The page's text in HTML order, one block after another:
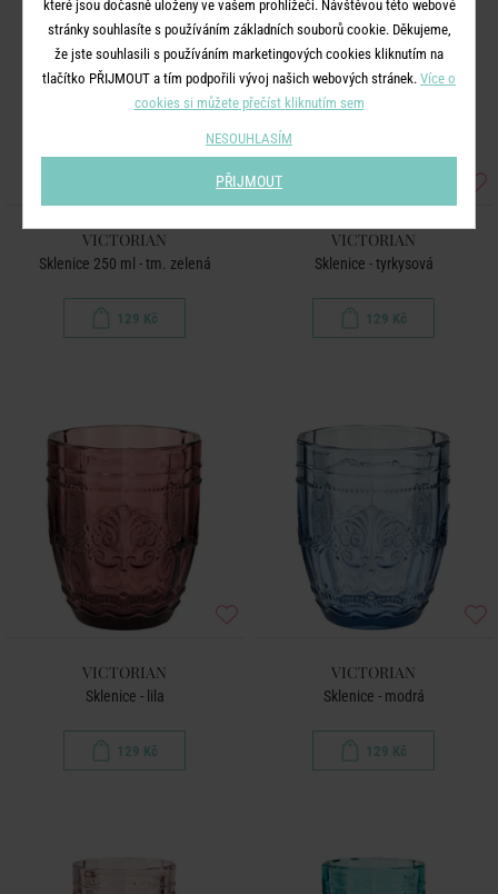
VICTORIAN
Sklenice 250 ml - tm. zelená
129 Kč
VICTORIAN
Sklenice - tyrkysová
129 Kč
VICTORIAN
Sklenice - lila
129 Kč
VICTORIAN
Sklenice - modrá
129 Kč
které jsou dočasně uloženy ve vašem prohlížeči. Návštěvou této webové
stránky souhlasíte s používáním základních souborů cookie. Děkujeme,
že jste souhlasili s používáním marketingových cookies kliknutím na
tlačítko PŘIJMOUT a tím podpořili vývoj našich webových stránek. Více o
cookies si můžete přečíst kliknutím sem
NESOUHLASÍM
PŘIJMOUT